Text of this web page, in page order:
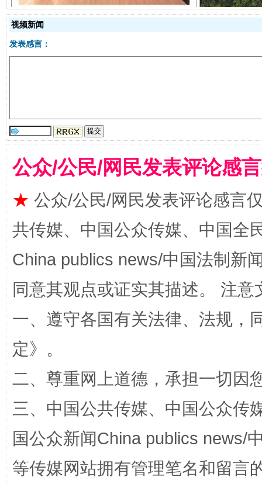
阿坝州三大球赛在茂县开幕 规模
视频新闻
发表感言：
公众/公民/网民发表评论感
★ 公众/公民/网民发表评论感言
共传媒、中国公众传媒、中国全
China publics news/中国法制新
同意其观点或证实其描述。 注
一、遵守各国有关法律、法规，
定》。
二、尊重网上道德，承担一切因
三、中国公共传媒、中国公众传
国公众新闻China publics news/
等传媒网站拥有管理笔名和留言